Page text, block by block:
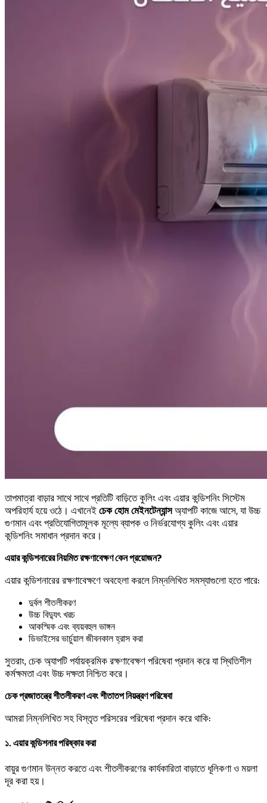
তাপমাত্রা বাড়ার সাথে সাথে প্রতিটি বাড়িতে কুলিং এবং এয়ার কন্ডিশনিং সিস্টেম
অপরিহার্য হয়ে ওঠে। এখানেই চেক হোম মেইনটেন্যান্সঅ্যাপটি কাজে আসে, যা উচ্চ
গুণমান এবং প্রতিযোগিতামূলক মূল্যে ব্যাপক ও নির্ভরযোগ্য কুলিং এবং এয়ার
কন্ডিশনিং সমাধান প্রদান করে।
এয়ার কন্ডিশনারের নিয়মিত রক্ষণাবেক্ষণ কেন প্রয়োজন?
এয়ার কন্ডিশনারের রক্ষণাবেক্ষণে অবহেলা করলে নিম্নলিখিত সমস্যাগুলো হতে পারে:
দুর্বল শীতলীকরণ
উচ্চ বিদ্যুৎ খরচ
আকস্মিক এবং ব্যয়বহুল ভাঙ্গন
ডিভাইসের ভার্চুয়াল জীবনকাল হ্রাস করা
সুতরাং, চেক অ্যাপটি পর্যায়ক্রমিক রক্ষণাবেক্ষণ পরিষেবা প্রদান করে যা স্থিতিশীল
কর্মক্ষমতা এবং উচ্চ দক্ষতা নিশ্চিত করে।
চেক প্রজাতন্ত্রে শীতলীকরণ এবং শীতাতপ নিয়ন্ত্রণ পরিষেবা
আমরা নিম্নলিখিত সহ বিস্তৃত পরিসরের পরিষেবা প্রদান করে থাকি:
১. এয়ার কন্ডিশনার পরিষ্কার করা
বায়ুর গুণমান উন্নত করতে এবং শীতলীকরণের কার্যকারিতা বাড়াতে ধূলিকণা ও ময়লা
দূর করা হয়।